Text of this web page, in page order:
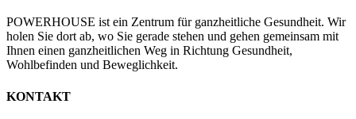
POWERHOUSE ist ein Zentrum für ganzheitliche Gesundheit. Wir
holen Sie dort ab, wo Sie gerade stehen und gehen gemeinsam mit
Ihnen einen ganzheitlichen Weg in Richtung Gesundheit,
Wohlbefinden und Beweglichkeit.
KONTAKT